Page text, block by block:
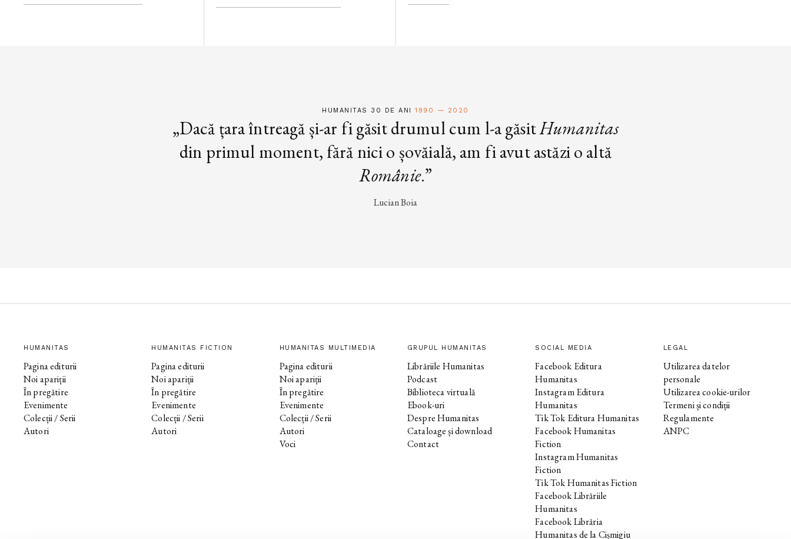
HUMANITAS 30 DE ANI1990 — 2020
„Dacă țara întreagă și-ar fi găsit drumul cum l-a găsitHumanitas
din primul moment, fără nici o șovăială, am fi avut astăzi o altă
Românie.”
Lucian Boia
HUMANITAS
Pagina editurii
Noi apariții
În pregătire
Evenimente
Colecții / Serii
Autori
HUMANITAS FICTION
Pagina editurii
Noi apariții
În pregătire
Evenimente
Colecții / Serii
Autori
HUMANITAS MULTIMEDIA
Pagina editurii
Noi apariții
În pregătire
Evenimente
Colecții / Serii
Autori
Voci
GRUPUL HUMANITAS
Librăriile Humanitas
Podcast
Biblioteca virtuală
Ebook-uri
Despre Humanitas
Cataloage și download
Contact
SOCIAL MEDIA
Facebook Editura
Humanitas
Instagram Editura
Humanitas
Tik Tok Editura Humanitas
Facebook Humanitas
Fiction
Instagram Humanitas
Fiction
Tik Tok Humanitas Fiction
Facebook Librăriile
Humanitas
Facebook Librăria
Humanitas de la Cișmigiu
LEGAL
Utilizarea datelor
personale
Utilizarea cookie-urilor
Termeni și condiții
Regulamente
ANPC